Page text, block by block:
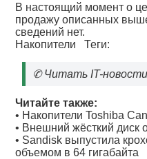
В настоящий момент о
продажу описанных
сведений нет.
Накопители Теги:
✆Читать IT-
Читайте также:
• Накопители Toshiba
• Внешний жёсткий диск
• Sandisk выпустила
объемом в 64 гигабайта